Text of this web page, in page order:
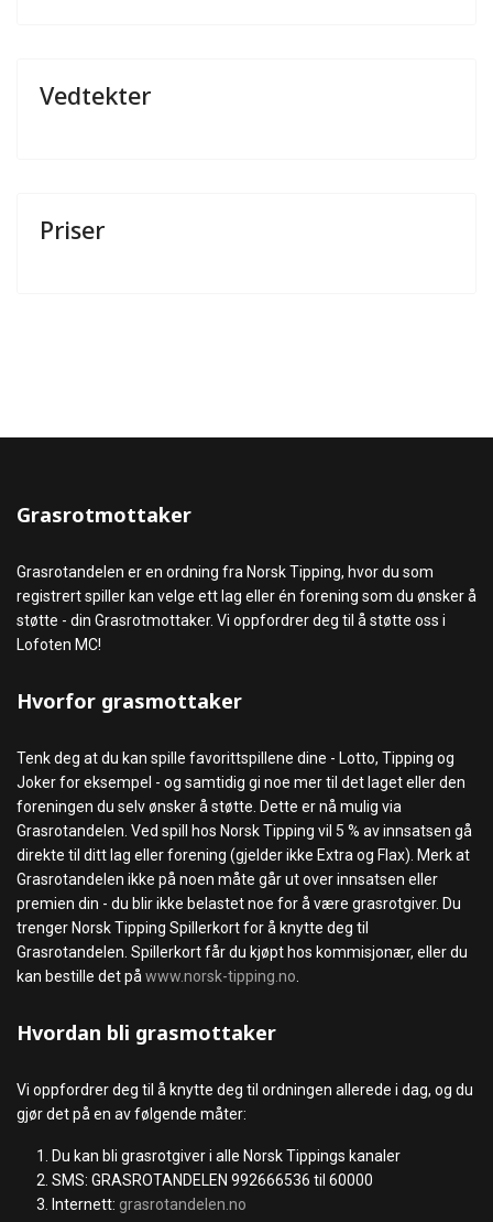
Vedtekter
Priser
Grasrotmottaker
Grasrotandelen er en ordning fra Norsk Tipping, hvor du som
registrert spiller kan velge ett lag eller én forening som du ønsker å
støtte - din Grasrotmottaker. Vi oppfordrer deg til å støtte oss i
Lofoten MC!
Hvorfor grasmottaker
Tenk deg at du kan spille favorittspillene dine - Lotto, Tipping og
Joker for eksempel - og samtidig gi noe mer til det laget eller den
foreningen du selv ønsker å støtte. Dette er nå mulig via
Grasrotandelen. Ved spill hos Norsk Tipping vil 5 % av innsatsen gå
direkte til ditt lag eller forening (gjelder ikke Extra og Flax). Merk at
Grasrotandelen ikke på noen måte går ut over innsatsen eller
premien din - du blir ikke belastet noe for å være grasrotgiver. Du
trenger Norsk Tipping Spillerkort for å knytte deg til
Grasrotandelen. Spillerkort får du kjøpt hos kommisjonær, eller du
kan bestille det på www.norsk-tipping.no
Hvordan bli grasmottaker
Vi oppfordrer deg til å knytte deg til ordningen allerede i dag, og du
gjør det på en av følgende måter:
Du kan bli grasrotgiver i alle Norsk Tippings kanaler
SMS: GRASROTANDELEN 992666536 til 60000
Internett: grasrotandelen.no